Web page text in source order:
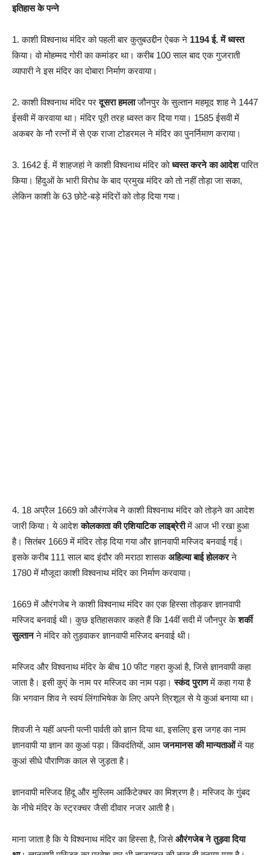
इतिहास के पन्ने
1. काशी विश्वनाथ मंदिर को पहली बार कुतुबउद्दीन ऐबक ने 1194 ई. में ध्वस्त
किया। वो मोहम्मद गोरी का कमांडर था। करीब 100 साल बाद एक गुजराती
व्यापारी ने इस मंदिर का दोबारा निर्माण करवाया।
2. काशी विश्वनाथ मंदिर परदूसरा हमलाजौनपुर के सुल्तान महमूद शाह ने 1447
ईसवी में करवाया था। मंदिर पूरी तरह ध्वस्त कर दिया गया। 1585 ईसवी में
अकबर के नौ रत्नों में से एक राजा टोडरमल ने मंदिर का पुनर्निमाण कराया।
3. 1642 ई. में शाहजहां ने काशी विश्वनाथ मंदिर कोध्वस्त करने का आदेशपारित
किया। हिंदुओं के भारी विरोध के बाद प्रमुख मंदिर को तो नहीं तोड़ा जा सका,
लेकिन काशी के 63 छोटे-बड़े मंदिरों को तोड़ दिया गया।
4. 18 अप्रैल 1669 को औरंगजेब ने काशी विश्वनाथ मंदिर को तोड़ने का आदेश
जारी किया। ये आदेशकोलकाता की एशियाटिक लाइब्रेरीमें आज भी रखा हुआ
है। सितंबर 1669 में मंदिर तोड़ दिया गया और ज्ञानवापी मस्जिद बनवाई गई।
इसके करीब 111 साल बाद इंदौर की मराठा शासकअहिल्या बाई होलकरने
1780 में मौजूदा काशी विश्वनाथ मंदिर का निर्माण करवाया।
1669 में औरंगजेब ने काशी विश्वनाथ मंदिर का एक हिस्सा तोड़कर ज्ञानवापी
मस्जिद बनवाई थी। कुछ इतिहासकार कहते हैं कि 14वीं सदी में जौनपुर केशर्की
सुल्तानने मंदिर को तुड़वाकर ज्ञानवापी मस्जिद बनवाई थी।
मस्जिद और विश्वनाथ मंदिर के बीच 10 फीट गहरा कुआं है, जिसे ज्ञानवापी कहा
जाता है। इसी कुएं के नाम पर मस्जिद का नाम पड़ा।स्कंद पुराणमें कहा गया है
कि भगवान शिव ने स्वयं लिंगाभिषेक के लिए अपने त्रिशूल से ये कुआं बनाया था।
शिवजी ने यहीं अपनी पत्नी पार्वती को ज्ञान दिया था, इसलिए इस जगह का नाम
ज्ञानवापी या ज्ञान का कुआं पड़ा। किंवदंतियों, आमजनमानस की मान्यताओंमें यह
कुआं सीधे पौराणिक काल से जुड़ता है।
ज्ञानवापी मस्जिद हिंदू और मुस्लिम आर्किटेक्चर का मिश्रण है। मस्जिद के गुंबद
के नीचे मंदिर के स्ट्रक्चर जैसी दीवार नजर आती है।
माना जाता है कि ये विश्वनाथ मंदिर का हिस्सा है, जिसेऔरंगजेब ने तुड़वा दिया